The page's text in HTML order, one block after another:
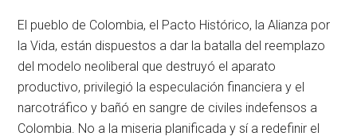
El pueblo de Colombia, el Pacto Histórico, la Alianza por
la Vida, están dispuestos a dar la batalla del reemplazo
del modelo neoliberal que destruyó el aparato
productivo, privilegió la especulación financiera y el
narcotráfico y bañó en sangre de civiles indefensos a
Colombia. No a la miseria planificada y sí a redefinir el